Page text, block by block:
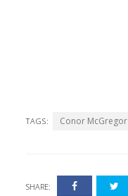
TAGS: Conor McGregor
SHARE: